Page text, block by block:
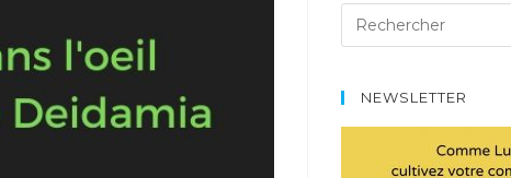
NEWSLETTER